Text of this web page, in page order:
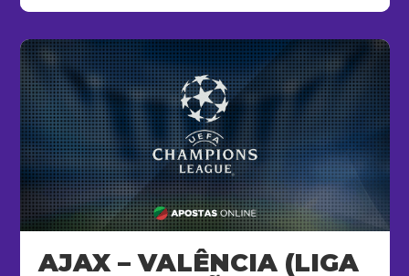
AJAX – VALÊNCIA (LIGA